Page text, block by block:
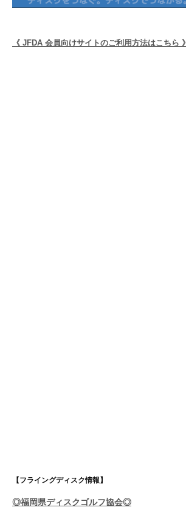
《 JFDA 会員向けサイトのご利用方法はこちら 》
【フライングディスク情報】
◎福岡県ディスクゴルフ協会◎